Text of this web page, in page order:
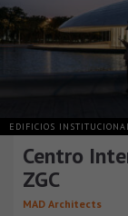
EDIFICIOS
Centro
ZGC
MAD Architects